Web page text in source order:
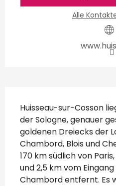
Alle
Beschreibung
Huisseau-sur-Cosson
der Sologne, genauer
goldenen Dreiecks der
Chambord, Blois und
170 km südlich von
und 2,5 km vom
Chambord entfernt. Es